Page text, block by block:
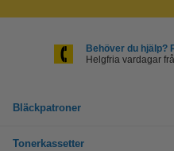
Behöver du hjälp?
Helgfria vardagar
Bläckpatroner
Tonerkassetter